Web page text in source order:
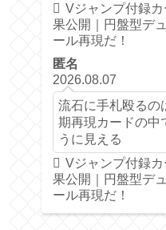
Vジャンプ付録
果公開｜円盤型デ
ール再現だ！
匿名
2026.08.07
流石に手札殴るの
期再現カードの中
うに見える
Vジャンプ付録
果公開｜円盤型デ
ール再現だ！